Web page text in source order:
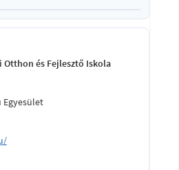
Otthon és Fejlesztő Iskola
Egyesület